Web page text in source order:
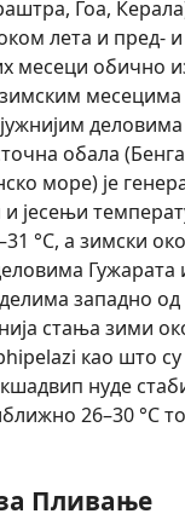
Гоа,
лета и пред- и
месеци обично
зимским
обала
море) је
јесењи
°C, а зимски
Гужарата
западно од
стања зими
као што су
нуде
26–30 °C
Пливање